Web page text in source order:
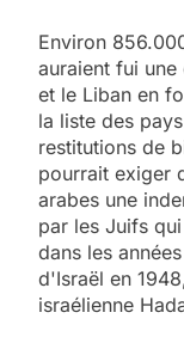
Environ
auraient fui
et le Liban en
la liste des
restitutions de
pourrait exiger
arabes une
par les Juifs
dans les
d'Israël en
israélienne